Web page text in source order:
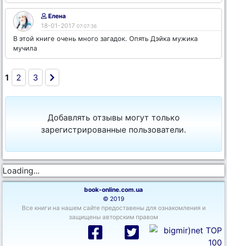
Елена
18-01-2017 07:07:36
В этой книге очень много загадок. Опять Дэйка мужика
мучила
1 2 3
Добавлять отзывы могут только
зарегистрированные пользователи.
Loading...
book-online.com.ua
© 2019
Все книги на нашем сайте предоставены для ознакомления и
защищены авторским правом